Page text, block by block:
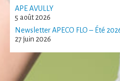
APE AVULLY
5 août 2026
Newsletter APECO FLO – Été
27 juin 2026